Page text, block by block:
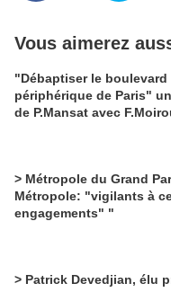
Vous aimerez
"Débaptiser le boulevard
périphérique de Paris"
de P.Mansat avec
> Métropole du Grand
Métropole: "vigilants à
engagements" "
> Patrick Devedjian, élu